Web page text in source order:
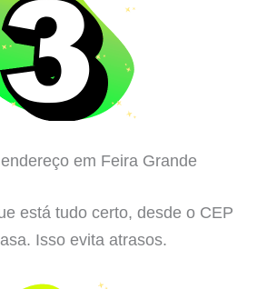
em Feira Grande
está tudo certo, desde o CEP
Isso evita atrasos.